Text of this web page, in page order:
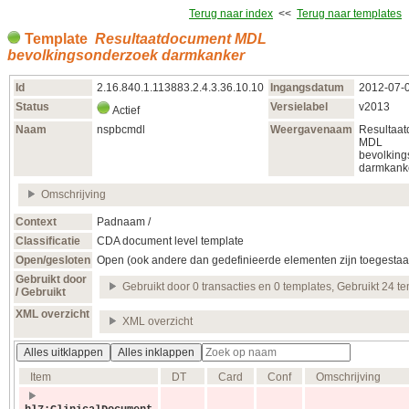
Terug naar index << Terug naar templates
Template Resultaatdocument MDL
bevolkingsonderzoek darmkanker
Id 2.16.840.1.113883.2.4.3.36.10.10 Ingangsdatum
Status
Actief Versielabel
v2013
Naam
nspbcmdl Weergavenaam
MDL
Omschrijving
Context
Padnaam /
Classificatie
CDA document level template
Open/gesloten Open (ook andere dan gedefinieerde elementen zijn
Gebruikt door
/ Gebruikt
Gebruikt door 0 transacties en 0 templates, Gebruikt 24
XML overzicht
XML overzicht
Alles uitklappen
Alles inklappen
Item
DT Card Conf Omschrijving